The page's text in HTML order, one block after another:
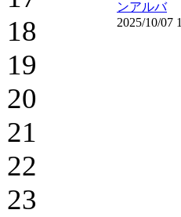
18
19
20
21
22
23
ンアルバ
2025/10/07